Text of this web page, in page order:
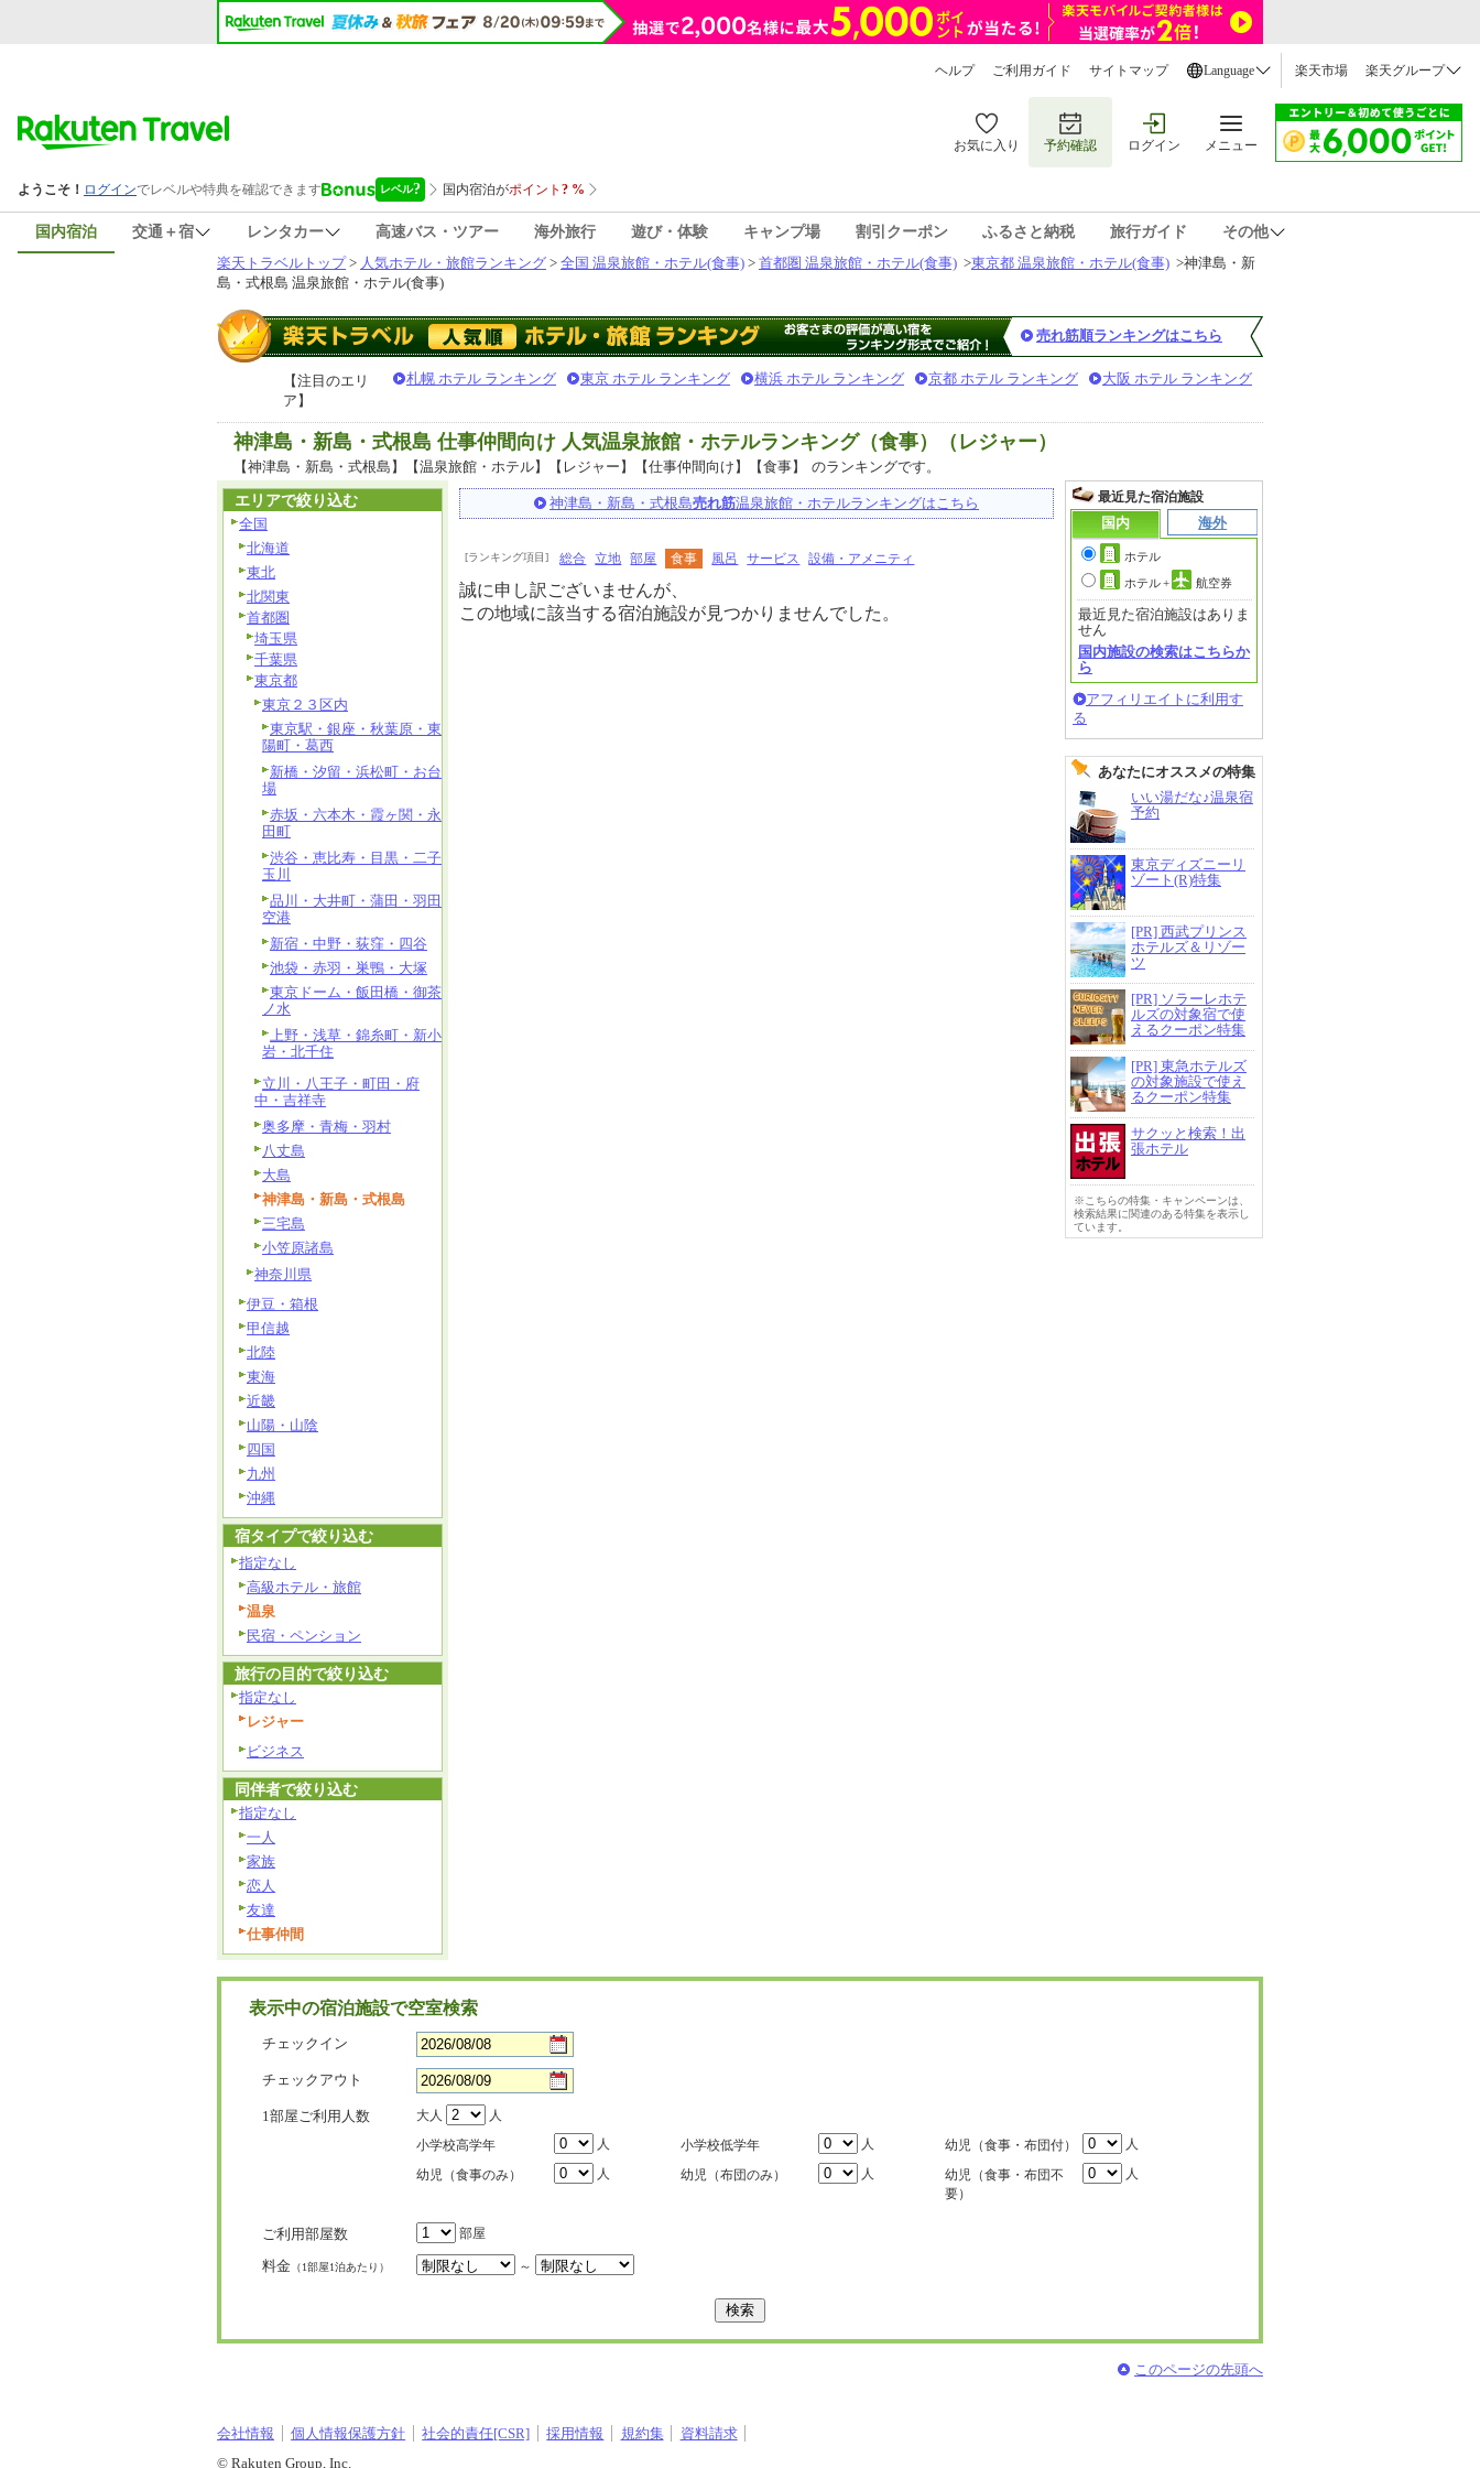
ヘルプ ご利用ガイド サイトマップ Language 楽天市場 楽天グループ
お気に入り 予約確認 ログイン メニュー
国内宿泊 交通＋宿 レンタカー 高速バス・ツアー 海外旅行 遊び・体験 キャンプ場 割引クーポン ふるさと納税 旅行ガイド
その他
楽天トラベルトップ> 人気ホテル・旅館ランキング > 全国 温泉旅館・ホテル(食事) > 首都圏 温泉旅館・ホテル(食事) >東京都 温泉旅館・ホテル(食事) >神津島・新
島・式根島 温泉旅館・ホテル(食事)
売れ筋順ランキングはこちら
【注目のエリ
ア】
札幌 ホテル ランキング 東京 ホテル ランキング 横浜 ホテル ランキング 京都 ホテル ランキング 大阪 ホテル ランキング
神津島・新島・式根島 仕事仲間向け 人気温泉旅館・ホテルランキング（食事）（レジャー）
【神津島・新島・式根島】【温泉旅館・ホテル】【レジャー】【仕事仲間向け】【食事】 のランキングです。
神津島・新島・式根島売れ筋温泉旅館・ホテルランキングはこちら
[ランキング項目] 総合 立地 部屋 食事 風呂 サービス 設備・アメニティ
誠に申し訳ございませんが、
この地域に該当する宿泊施設が見つかりませんでした。
最近見た宿泊施設
国内
海外
ホテル
ホテル+ 航空券
最近見た宿泊施設はありま
せん
国内施設の検索はこちらか
ら
アフィリエイトに利用す
る
あなたにオススメの特集
いい湯だな♪温泉宿
予約
東京ディズニーリ
ゾート(R)特集
[PR] 西武プリンス
ホテルズ＆リゾー
ツ
[PR] ソラーレホテ
ルズの対象宿で使
えるクーポン特集
[PR] 東急ホテルズ
の対象施設で使え
るクーポン特集
サクッと検索！出
張ホテル
※こちらの特集・キャンペーンは、
検索結果に関連のある特集を表示し
ています。
エリアで絞り込む
全国
北海道
東北
北関東
首都圏
埼玉県
千葉県
東京都
東京２３区内
東京駅・銀座・秋葉原・東
陽町・葛西
新橋・汐留・浜松町・お台
場
赤坂・六本木・霞ヶ関・永
田町
渋谷・恵比寿・目黒・二子
玉川
品川・大井町・蒲田・羽田
空港
新宿・中野・荻窪・四谷
池袋・赤羽・巣鴨・大塚
東京ドーム・飯田橋・御茶
ノ水
上野・浅草・錦糸町・新小
岩・北千住
立川・八王子・町田・府
中・吉祥寺
奥多摩・青梅・羽村
八丈島
大島
神津島・新島・式根島
三宅島
小笠原諸島
神奈川県
伊豆・箱根
甲信越
北陸
東海
近畿
山陽・山陰
四国
九州
沖縄
宿タイプで絞り込む
指定なし
高級ホテル・旅館
温泉
民宿・ペンション
旅行の目的で絞り込む
指定なし
レジャー
ビジネス
同伴者で絞り込む
指定なし
一人
家族
恋人
友達
仕事仲間
表示中の宿泊施設で空室検索
チェックイン
チェックアウト
1部屋ご利用人数 大人
人
小学校高学年
人 小学校低学年 人 幼児（食事・布団付）
人
幼児（食事のみ）
人 幼児（布団のみ） 人
幼児（食事・布団不
要）
人
ご利用部屋数 部屋
料金 （1部屋1泊あたり） ～
このページの先頭へ
会社情報 個人情報保護方針 社会的責任[CSR] 採用情報 規約集
資料請求
© Rakuten Group, Inc.